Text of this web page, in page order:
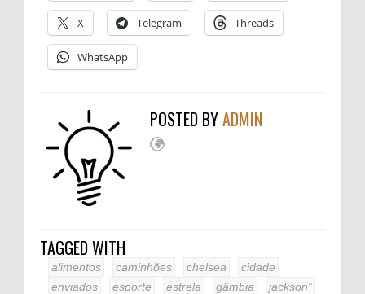
X Telegram Threads
WhatsApp
POSTED BYADMIN
TAGGED WITH
alimentos caminhões chelsea
cidade
enviados
esporte estrela gâmbia
jackson”